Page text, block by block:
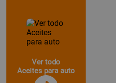
Ver todo
Aceites para auto